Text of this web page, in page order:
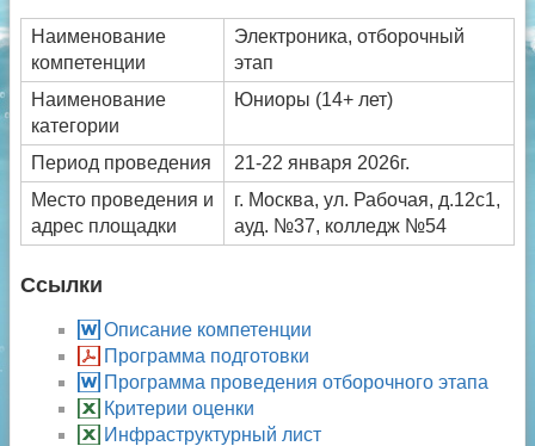
Наименование
компетенции
Электроника, отборочный
этап
Наименование
категории
Юниоры (14+ лет)
Период проведения
21-22 января 2026г.
Место проведения и
адрес площадки
г. Москва, ул. Рабочая, д.12с1,
ауд. №37, колледж №54
Ссылки
Описание компетенции
Программа подготовки
Программа проведения отборочного этапа
Критерии оценки
Инфраструктурный лист